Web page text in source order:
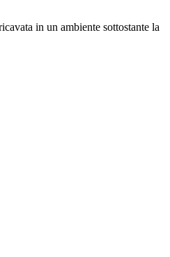
in un ambiente sottostante la